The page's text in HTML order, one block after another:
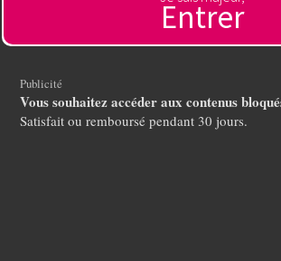
Entrer
Publicité
Vous souhaitez accéder aux contenus
Satisfait ou remboursé pendant 30 jours.
Publicité servant
🔞 Sexe en direct 🇫🇷
limite !